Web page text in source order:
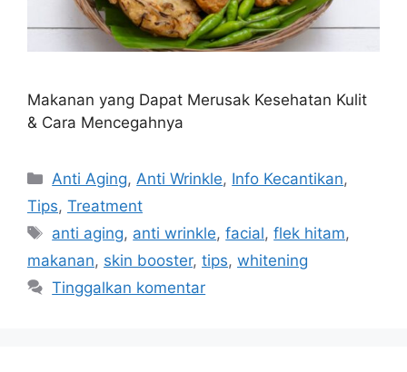
Makanan yang Dapat Merusak Kesehatan Kulit
& Cara Mencegahnya
Anti Aging, Anti Wrinkle, Info Kecantikan,
Tips, Treatment
anti aging, anti wrinkle,facial,flek hitam,
makanan, skin booster, tips, whitening
Tinggalkan komentar